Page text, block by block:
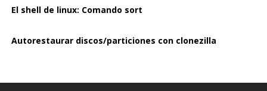
El shell de linux: Comando sort
Autorestaurar discos/particiones con clonezilla